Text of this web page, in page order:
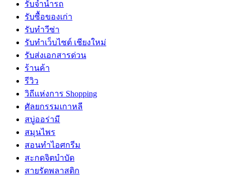
รับจำนำรถ
รับซื้อของเก่า
รับทำวีซ่า
รับทำเว็บไซต์ เชียงใหม่
รับส่งเอกสารด่วน
ร้านค้า
รีวิว
วิถีแห่งการ Shopping
ศัลยกรรมเกาหลี
สบู่ออร่ามี
สมุนไพร
สอนทำไอศกรีม
สะกดจิตบำบัด
สายรัดพลาสติก